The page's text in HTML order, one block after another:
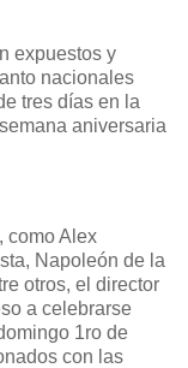
expuestos y
nacionales
tres días en la
aniversaria
como Alex
Napoleón de la
otros, el director
a celebrarse
1ro de
con las